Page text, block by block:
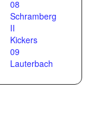
08
Schramberg
II
Kickers
09
Lauterbach